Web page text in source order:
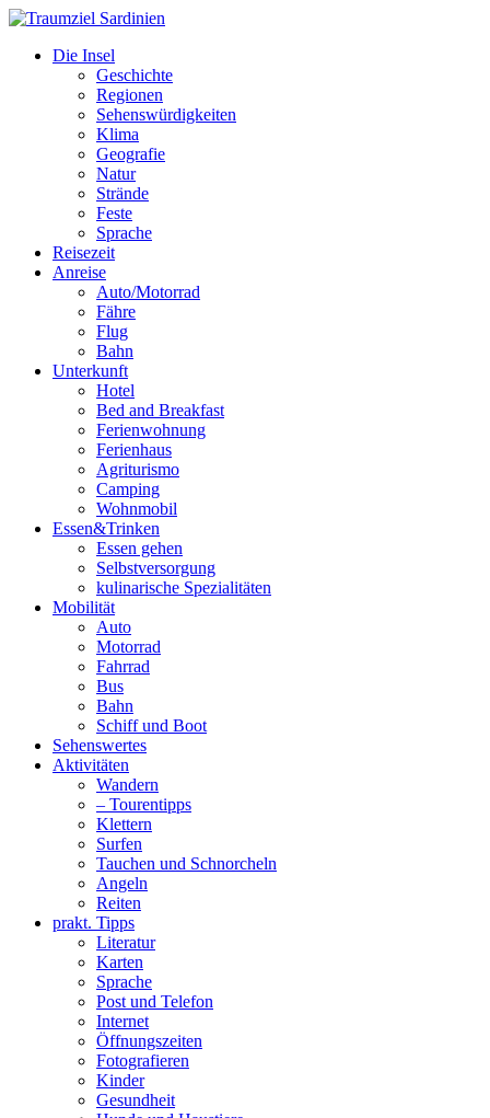
Die Insel
Geschichte
Regionen
Sehenswürdigkeiten
Klima
Geografie
Natur
Strände
Feste
Sprache
Reisezeit
Anreise
Auto/Motorrad
Fähre
Flug
Bahn
Unterkunft
Hotel
Bed and Breakfast
Ferienwohnung
Ferienhaus
Agriturismo
Camping
Wohnmobil
Essen&Trinken
Essen gehen
Selbstversorgung
kulinarische Spezialitäten
Mobilität
Auto
Motorrad
Fahrrad
Bus
Bahn
Schiff und Boot
Sehenswertes
Aktivitäten
Wandern
– Tourentipps
Klettern
Surfen
Tauchen und Schnorcheln
Angeln
Reiten
prakt. Tipps
Literatur
Karten
Sprache
Post und Telefon
Internet
Öffnungszeiten
Fotografieren
Kinder
Gesundheit